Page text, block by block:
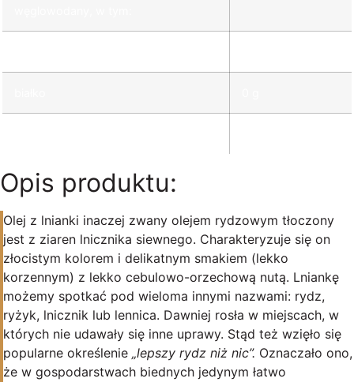
Opis produktu:
Olej z lnianki inaczej zwany olejem rydzowym tłoczony
jest z ziaren lnicznika siewnego. Charakteryzuje się on
złocistym kolorem i delikatnym smakiem (lekko
korzennym) z lekko cebulowo-orzechową nutą. Lniankę
możemy spotkać pod wieloma innymi nazwami: rydz,
ryżyk, lnicznik lub lennica. Dawniej rosła w miejscach, w
których nie udawały się inne uprawy. Stąd też wzięło się
popularne określenie „lepszy rydz niż nic”. Oznaczało ono,
że w gospodarstwach biednych jedynym łatwo